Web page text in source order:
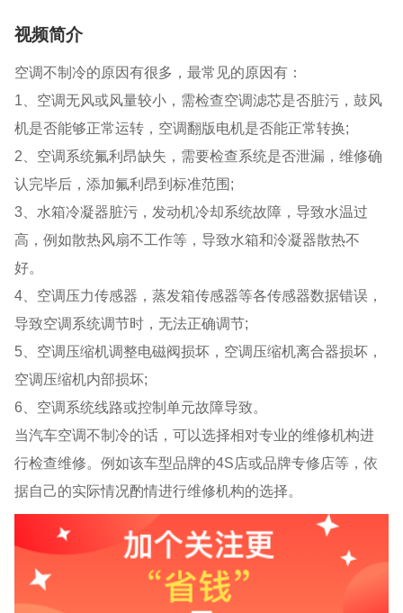
视频简介
空调不制冷的原因有很多，最常见的原因有：
1、空调无风或风量较小，需检查空调滤芯是否脏污，鼓风
机是否能够正常运转，空调翻版电机是否能正常转换;
2、空调系统氟利昂缺失，需要检查系统是否泄漏，维修确
认完毕后，添加氟利昂到标准范围;
3、水箱冷凝器脏污，发动机冷却系统故障，导致水温过
高，例如散热风扇不工作等，导致水箱和泠凝器散热不
好。
4、空调压力传感器，蒸发箱传感器等各传感器数据错误，
导致空调系统调节时，无法正确调节;
5、空调压缩机调整电磁阀损坏，空调压缩机离合器损坏，
空调压缩机内部损坏;
6、空调系统线路或控制单元故障导致。
当汽车空调不制冷的话，可以选择相对专业的维修机构进
行检查维修。例如该车型品牌的4S店或品牌专修店等，依
据自己的实际情况酌情进行维修机构的选择。